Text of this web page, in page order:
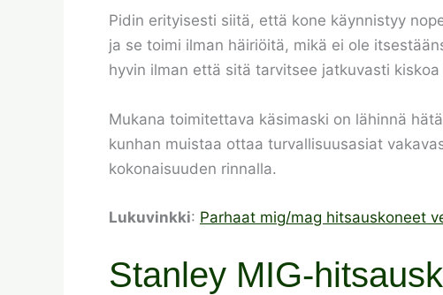
Pidin erityisesti siitä, että kone käynnistyy
ja se toimi ilman häiriöitä, mikä ei ole
hyvin ilman että sitä tarvitsee jatkuvasti kiskoa
Mukana toimitettava käsimaski on lähinnä
kunhan muistaa ottaa turvallisuusasiat
kokonaisuuden rinnalla.
Lukuvinkki: Parhaat mig/mag hitsauskoneet
Stanley MIG-